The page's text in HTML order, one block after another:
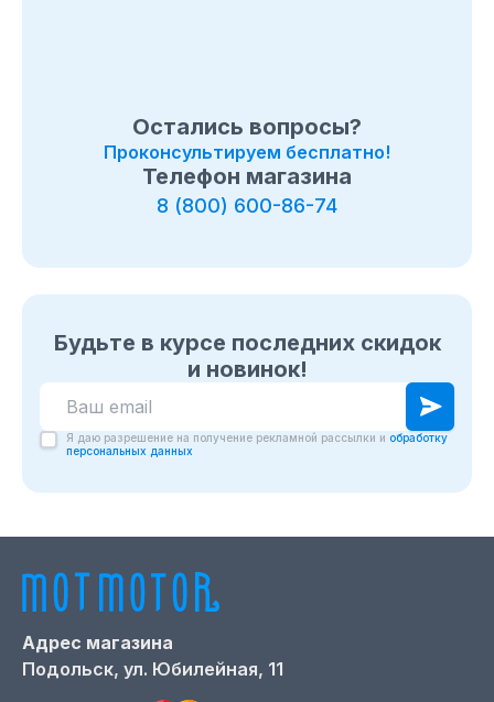
Остались вопросы?
Проконсультируем бесплатно!
Телефон магазина
8 (800) 600-86-74
Будьте в курсе последних скидок
и новинок!
Я даю разрешение на получение рекламной рассылки и обработку
персональных данных
Адрес магазина
Подольск, ул. Юбилейная, 11